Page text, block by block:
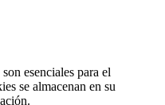
esenciales para el
se almacenan en su